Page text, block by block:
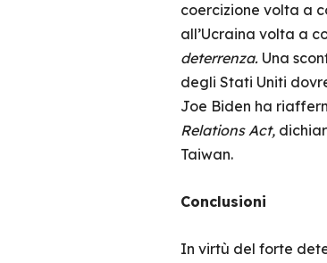
coercizione volta a
all’Ucraina volta a
deterrenza. Una
degli Stati Uniti
Joe Biden ha
Relations Act,
Taiwan.
Conclusioni
In virtù del forte